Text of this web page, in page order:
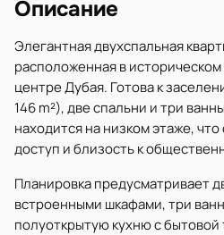
Описание
Элегантная двухспальная
расположенная в
центре Дубая. Готова к
146 m²), две спальни и три
находится на низком этаже,
доступ и близость к
Планировка предусматривает
встроенными шкафами, три
полуоткрытую кухню с бытовой